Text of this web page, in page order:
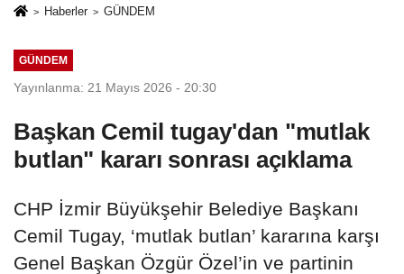
Haberler GÜNDEM
GÜNDEM
Yayınlanma: 21 Mayıs 2026 - 20:30
Başkan Cemil tugay'dan "mutlak
butlan" kararı sonrası açıklama
CHP İzmir Büyükşehir Belediye Başkanı
Cemil Tugay, ‘mutlak butlan’ kararına karşı
Genel Başkan Özgür Özel’in ve partinin